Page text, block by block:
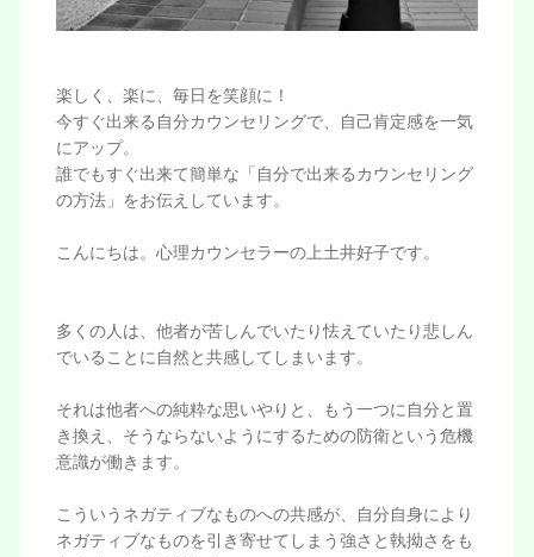
楽しく、楽に、毎日を笑顔に！
今すぐ出来る自分カウンセリングで、自己肯定感を一気
にアップ。
誰でもすぐ出来て簡単な「自分で出来るカウンセリング
の方法」をお伝えしています。
こんにちは。心理カウンセラーの上土井好子です。
多くの人は、他者が苦しんでいたり怯えていたり悲しん
でいることに自然と共感してしまいます。
それは他者への純粋な思いやりと、もう一つに自分と置
き換え、そうならないようにするための防衛という危機
意識が働きます。
こういうネガティブなものへの共感が、自分自身により
ネガティブなものを引き寄せてしまう強さと執拗さをも